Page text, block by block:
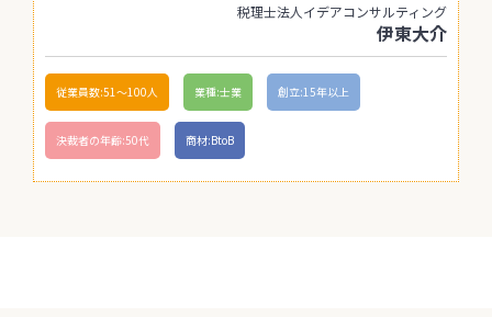
税理士法人イデアコンサルティング
伊東大介
従業員数:51〜100人 業種:士業 創立:15年以上
決裁者の年齢:50代 商材:BtoB